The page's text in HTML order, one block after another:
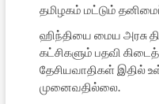
தமிழகம் மட்டும்
ஹிந்தியை மைய அரசு
கட்சிகளும் பதவி
தேசியவாதிகள் இதில்
முனைவதில்லை.